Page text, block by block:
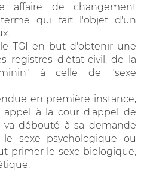
affaire de changement
qui fait l'objet d'un
le TGI en but d'obtenir une
registres d'état-civil, de la
à celle de "sexe
en première instance,
appel à la cour d'appel de
va débouté à sa demande
sexe psychologique ou
primer le sexe biologique,